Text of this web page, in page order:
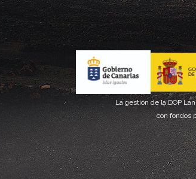
La gestión de la DOP
con fondos